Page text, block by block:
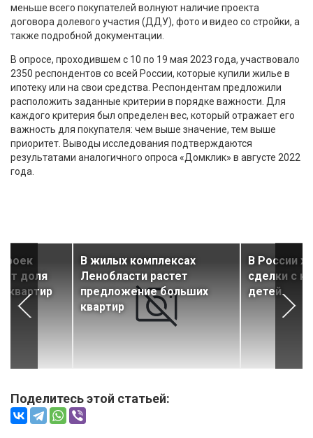
меньше всего покупателей волнуют наличие проекта
договора долевого участия (ДДУ), фото и видео со стройки, а
также подробной документации.
В опросе, проходившем с 10 по 19 мая 2023 года, участвовало
2350 респондентов со всей России, которые купили жилье в
ипотеку или на свои средства. Респондентам предложили
расположить заданные критерии в порядке важности. Для
каждого критерия был определен вес, который отражает его
важность для покупателя: чем выше значение, тем выше
приоритет. Выводы исследования подтверждаются
результатами аналогичного опроса «Домклик» в августе 2022
года.
доля
квартир
В жилых комплексах
Ленобласти растет
предложение больших
квартир
В России
сделки с
детей
Поделитесь этой статьей: